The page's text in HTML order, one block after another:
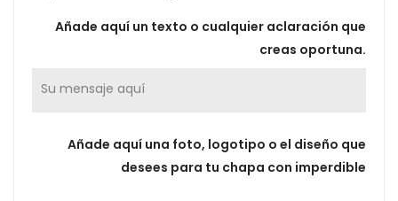
Añade aquí un texto o cualquier aclaración que
creas oportuna.
Añade aquí una foto, logotipo o el diseño que
desees para tu chapa con imperdible